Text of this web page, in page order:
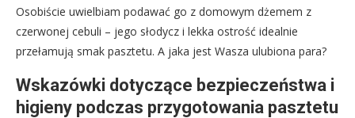
Osobiście uwielbiam podawać go z domowym dżemem z
czerwonej cebuli – jego słodycz i lekka ostrość idealnie
przełamują smak pasztetu. A jaka jest Wasza ulubiona para?
Wskazówki dotyczące bezpieczeństwa i
higieny podczas przygotowania pasztetu